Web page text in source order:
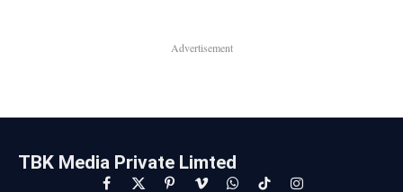
Advertisement
TBK Media Private Limted